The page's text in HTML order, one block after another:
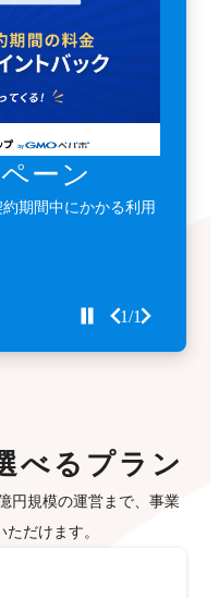
ーン
期間中にかかる利用
1/1
べるプラン
円規模の運営まで、事業
だけます。